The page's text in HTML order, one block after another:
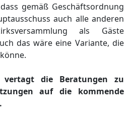
gemäß Geschäftsordnung
auch alle anderen
als Gäste
das wäre eine Variante, die
nne.
vertagt die Beratungen zu
auf die kommende